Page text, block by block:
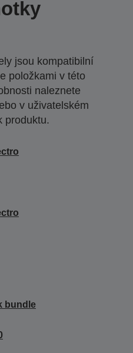
jsou kompatibilní
položkami v této
naleznete
v uživatelském
produktu.
bundle